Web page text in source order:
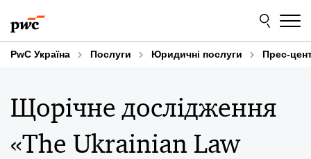
to
content
to
footer
PwC Україна Послуги Юридичні послуги Прес-
Щорічне дослідження
«The Ukrainian Law